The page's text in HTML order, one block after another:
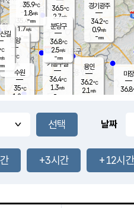
과천
35.4℃
1.7m/s
- mm
-
-mm
용인
36.2℃
2.1 m/s
경기광주
34.2℃
0.9m/s
-mm
37.0℃
1.0m/s
-mm
마장
36.8
의왕
- ℃
m/s
mm
mm
36.5℃
2.7m/s
-mm
35.9℃
1.8m/s
-mm
기흥구갈
36.4℃
1.3m/s
-
길
℃
s
mm
분당구
36.8℃
2.5m/s
-mm
수원
35℃
1.2 m/s
날짜
+3시간 +12시간